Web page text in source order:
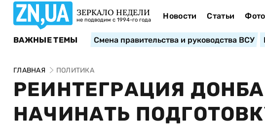
ЗЕРКАЛО НЕДЕЛИ
не подводим с 1994-го года Новости Статьи
ВАЖНЫЕ ТЕМЫ Смена правительства и руководства ВСУ
ГЛАВНАЯ ПОЛИТИКА
РЕИНТЕГРАЦИЯ
НАЧИНАТЬ